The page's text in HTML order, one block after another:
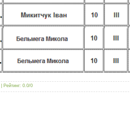
Рейтинг: 0.0/0